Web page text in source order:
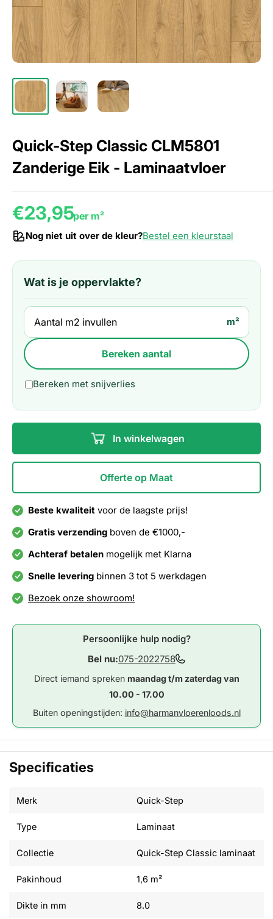
Quick-Step Classic CLM5801
Zanderige Eik - Laminaatvloer
€23,95per m²
Nog niet uit over de kleur?Bestel een kleurstaal
Wat is je oppervlakte?
m²
Bereken aantal
Bereken met snijverlies
In winkelwagen
Offerte op Maat
Beste kwaliteit voor de laagste prijs!
Gratis verzending boven de €1000,-
Achteraf betalen mogelijk met Klarna
Snelle levering binnen 3 tot 5 werkdagen
Bezoek onze showroom!
Persoonlijke hulp nodig?
Bel nu:075-2022758
Direct iemand spreken maandag t/m zaterdag van
10.00 - 17.00
Buiten openingstijden: info@harmanvloerenloods.nl
Specificaties
Merk Quick-Step
Type Laminaat
Collectie Quick-Step Classic laminaat
Pakinhoud 1,6 m²
Dikte in mm 8.0